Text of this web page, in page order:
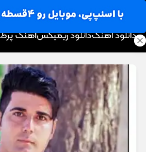
موزیک تار
دانلود آهنگدانلود ریمیکسآهنگ